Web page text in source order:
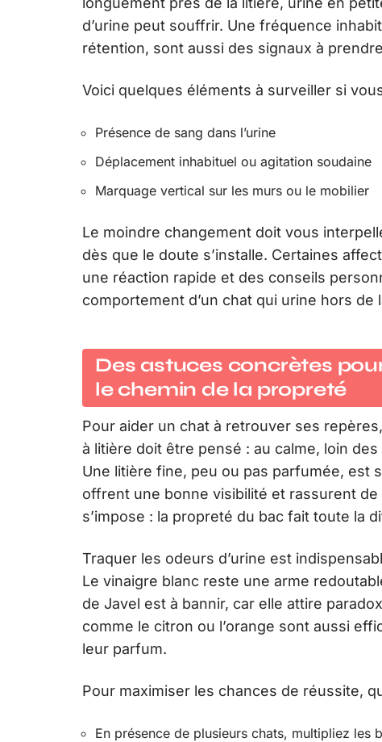
d’urine peut souffrir. Une fréquence
rétention, sont aussi des signaux à
Voici quelques éléments à surveiller si
Présence de sang dans l’urine
Déplacement inhabituel ou agitation soudaine
Marquage vertical sur les murs ou le mobilier
Le moindre changement doit vous
dès que le doute s’installe. Certaines
une réaction rapide et des conseils
comportement d’un chat qui urine hors de
Des astuces concrètes
le chemin de la propreté
Pour aider un chat à retrouver ses
à litière doit être pensé : au calme, loin
Une litière fine, peu ou pas parfumée, est
offrent une bonne visibilité et rassurent
s’impose : la propreté du bac fait toute la
Traquer les odeurs d’urine est
Le vinaigre blanc reste une arme
de Javel est à bannir, car elle attire
comme le citron ou l’orange sont aussi
leur parfum.
Pour maximiser les chances de réussite,
En présence de plusieurs chats, multipliez les